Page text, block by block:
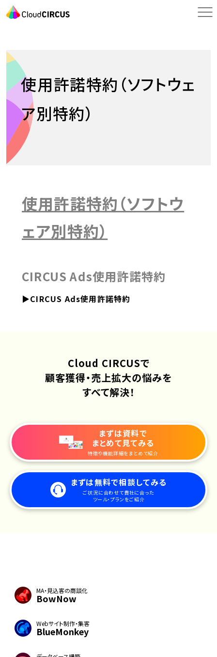
使用許諾特約（ソフトウェ
ア別特約）
使用許諾特約（ソフトウ
ェア別特約）
CIRCUS Ads使用許諾特約
▶CIRCUS Ads使用許諾特約
Cloud CIRCUSで
顧客獲得・売上拡大の悩みを
すべて解決！
まずは資料で
まとめて見てみる
特徴や機能詳細をまとめて紹介
まずは無料で相談してみる
ご状況に合わせて貴社に合った
ツール・プランをご紹介
MA・見込客の商談化
BowNow
Webサイト制作・集客
BlueMonkey